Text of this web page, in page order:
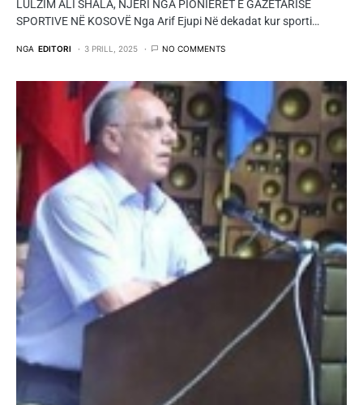
LULZIM ALI SHALA, NJËRI NGA PIONIERËT E GAZETARISË
SPORTIVE NË KOSOVË Nga Arif Ejupi Në dekadat kur sporti…
NGA EDITORI 3 PRILL, 2025 NO COMMENTS